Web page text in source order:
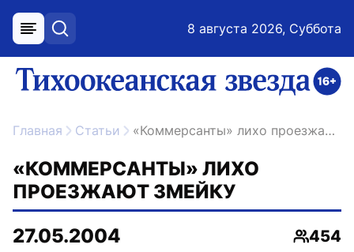
меню поиск 8 августа 2026, Суббота
ссылка на главную
Главная Статьи «Коммерсанты» лихо проезжают змейку
«КОММЕРСАНТЫ» ЛИХО
ПРОЕЗЖАЮТ ЗМЕЙКУ
27.05.2004
454